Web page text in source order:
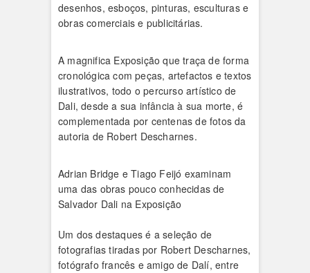
desenhos, esboços, pinturas, esculturas e
obras comerciais e publicitárias.
A magnifica Exposição que traça de forma
cronológica com peças, artefactos e textos
ilustrativos, todo o percurso artístico de
Dali, desde a sua infância à sua morte, é
complementada por centenas de fotos da
autoria de Robert Descharnes.
Adrian Bridge e Tiago Feijó examinam
uma das obras pouco conhecidas de
Salvador Dali na Exposição
Um dos destaques é a seleção de
fotografias tiradas por Robert Descharnes,
fotógrafo francês e amigo de Dalí, entre